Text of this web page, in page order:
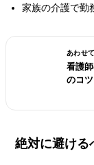
家族の介護で勤
あわせ
看護
のコツ
絶対に避ける